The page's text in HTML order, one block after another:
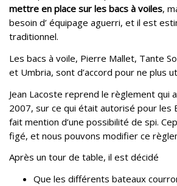
mettre en place sur les bacs à voiles,
besoin d’ équipage aguerri, et il est
traditionnel.
Les bacs à voile, Pierre Mallet, Tante
et Umbria, sont d’accord pour ne plus
Jean Lacoste reprend le règlement qui
2007, sur ce qui était autorisé pour les
fait mention d’une possibilité de spi.
figé, et nous pouvons modifier ce
Après un tour de table, il est décidé
Que les différents bateaux